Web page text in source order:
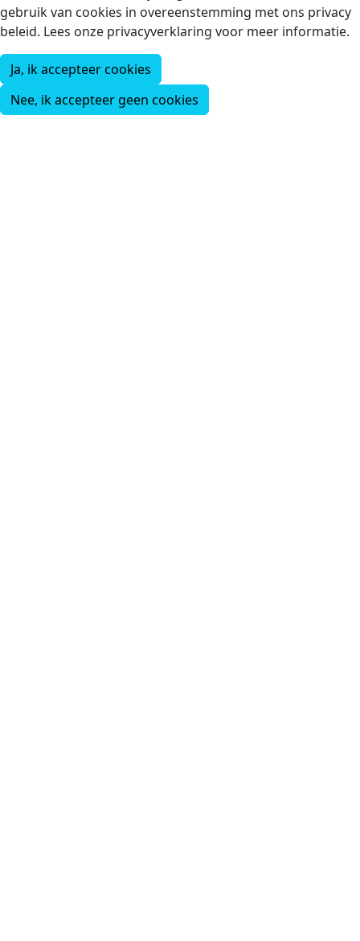
gebruik van cookies in overeenstemming met ons privacy
beleid. Lees onze privacyverklaring voor meer informatie.
Ja, ik accepteer cookies
Nee, ik accepteer geen cookies